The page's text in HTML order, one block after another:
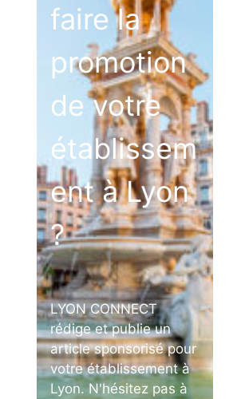
faire la
promotion
de votre
établissem
ent à Lyon
?
LYON CONNECT
rédige et publie un
article sponsorisé pour
votre établissement à
Lyon. N'hésitez pas à